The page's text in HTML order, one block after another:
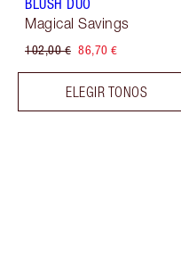
BLUSH DUO
Magical Savings
102,00 € 86,70 €
ELEGIR TONOS